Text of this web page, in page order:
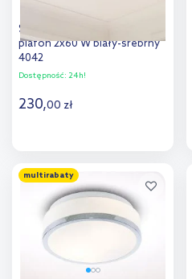
Searchlight American Diner
plafon 2x60 W biały-srebrny
4042
Dostępność: 24h!
230,00 zł
Dodaj do
porównania
multirabaty